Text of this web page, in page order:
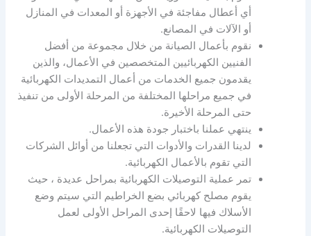
أي أعطال مفاجئة في الأجهزة أو المعدات في المنازل
أو الآلات في المصانع.
نقوم بأعمال الصيانة من خلال مجموعة من أفضل
الفنيين الكهربائيين المتخصصين في الأعمال، والذين
يقدمون جميع الخدمات من أعمال التمديدات الكهربائية
في جميع مراحلها المختلفة من المرحلة الأولى من تنفيذ
حتى المرحلة الأخيرة.
ينتهي عملنا باختبار جودة هذه الأعمال.
لدينا القدرات والأدوات التي تجعلنا من أوائل الشركات
التي تقوم بالأعمال الكهربائية.
تمر عملية التوصيلات الكهربائية بمراحل عديدة ، حيث
يقوم مصلح كهربائي بضع الخراطيم التي سيتم وضع
الأسلاك فيها لاحقًا إحدى المراحل الأولى لعمل
التوصيلات الكهربائية.